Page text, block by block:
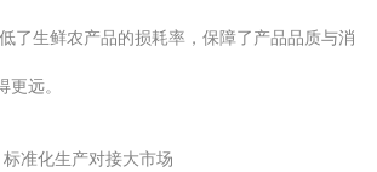
了生鲜农产品的损耗率，保障了产品品质与消
更远。
准化生产对接大市场